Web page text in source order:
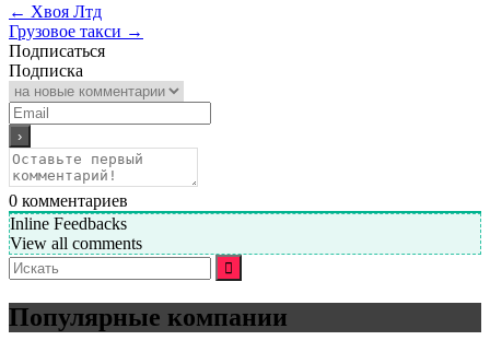
← Хвоя Лтд
Грузовое такси →
Подписаться
Подписка
0 комментариев
Inline Feedbacks
View all comments
Искать:
Популярные компании